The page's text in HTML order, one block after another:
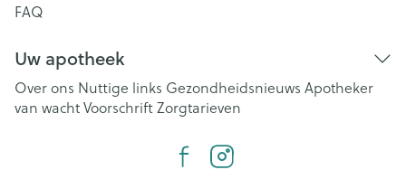
FAQ
Uw apotheek
Over ons Nuttige links Gezondheidsnieuws Apotheker
van wachtVoorschriftZorgtarieven